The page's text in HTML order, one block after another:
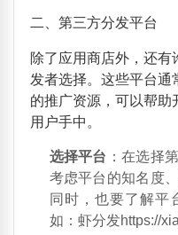
二、第三方分发平台
除了应用商店外，还
发者选择。这些平台通
的推广资源，可以帮助
用户手中。
选择平台 ：在选择
考虑平台的知名度
同时，也要了解平
如：虾分发https://